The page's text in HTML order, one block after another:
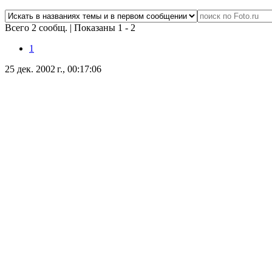
Всего 2 сообщ. | Показаны 1 - 2
1
25 дек. 2002 г., 00:17:06